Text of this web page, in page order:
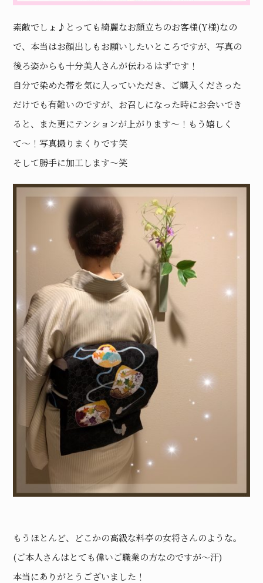
素敵でしょ♪とっても綺麗なお顔立ちのお客様(Y様)なの
で、本当はお顔出しもお願いしたいところですが、写真の
後ろ姿からも十分美人さんが伝わるはずです！
自分で染めた帯を気に入っていただき、ご購入くださった
だけでも有難いのですが、お召しになった時にお会いでき
ると、また更にテンションが上がります〜！もう嬉しく
て〜！写真撮りまくりです笑
そして勝手に加工します〜笑
もうほとんど、どこかの高級な料亭の女将さんのような。
(ご本人さんはとても偉いご職業の方なのですが〜汗)
本当にありがとうございました！